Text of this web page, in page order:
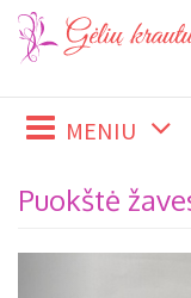
MENIU
Puokštė